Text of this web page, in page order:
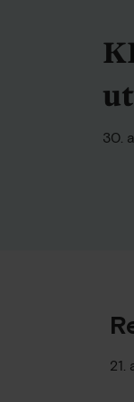
30.
21.